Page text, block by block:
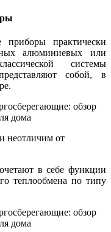
приборы практически
алюминиевых или
системы
собой, в
неотличим от
в себе функции
теплообмена по типу